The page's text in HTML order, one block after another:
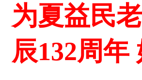
为夏益民
辰132周年